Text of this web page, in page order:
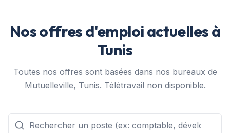
Nos offres d'emploi actuelles à
Tunis
Toutes nos offres sont basées dans nos bureaux de
Mutuelleville, Tunis. Télétravail non disponible.